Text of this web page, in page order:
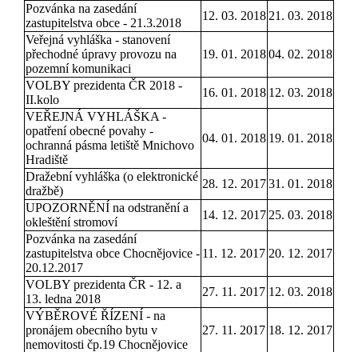
Pozvánka na zasedání
zastupitelstva obce - 21.3.2018
12. 03. 2018 21. 03. 2018
Veřejná vyhláška - stanovení
přechodné úpravy provozu na
pozemní komunikaci
19. 01. 201804. 02. 2018
VOLBY prezidenta ČR 2018 -
II.kolo
16. 01. 2018 12. 03. 2018
VEŘEJNÁ VYHLÁŠKA -
opatření obecné povahy -
ochranná pásma letiště Mnichovo
Hradiště
04. 01. 2018 19. 01. 2018
Dražební vyhláška (o elektronické
dražbě)
28. 12. 201731. 01. 2018
UPOZORNĚNÍ na odstranění a
okleštění stromoví
14. 12. 2017 25. 03. 2018
Pozvánka na zasedání
zastupitelstva obce Chocnějovice -
20.12.2017
11. 12. 2017 20. 12. 2017
VOLBY prezidenta ČR - 12. a
13. ledna 2018
27. 11. 2017 12. 03. 2018
VÝBĚROVÉ ŘÍZENÍ - na
pronájem obecního bytu v
nemovitosti čp.19 Chocnějovice
27. 11. 2017 18. 12. 2017